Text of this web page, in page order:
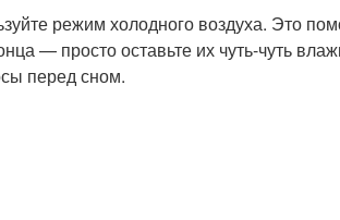
режим холодного воздуха. Это
— просто оставьте их чуть-чуть
перед сном.